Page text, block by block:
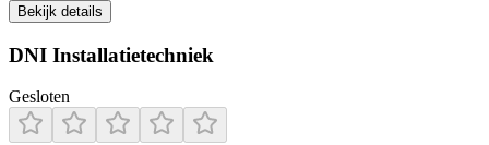
Bekijk details
DNI Installatietechniek
Gesloten